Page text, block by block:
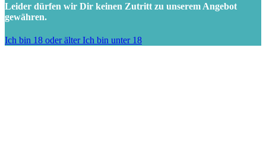
Leider dürfen wir Dir keinen Zutritt zu unserem Angebot
gewähren.
Ich bin 18 oder älterIch bin unter 18